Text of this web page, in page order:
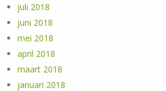
juli 2018
juni 2018
mei 2018
april 2018
maart 2018
januari 2018